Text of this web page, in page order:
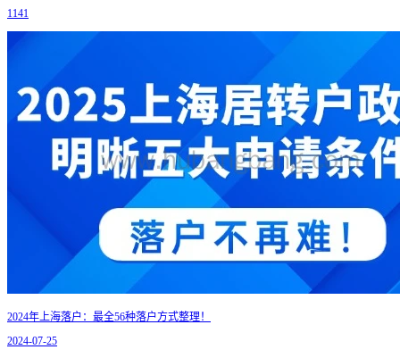
1141
2024年上海落户：最全56种落户方式整理！
2024-07-25